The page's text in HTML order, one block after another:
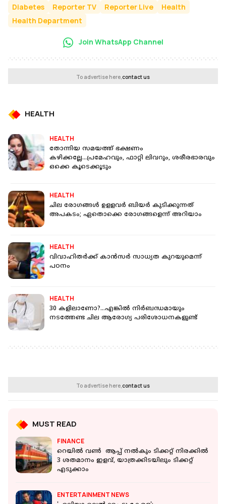
Diabetes Reporter TV Reporter Live
Health
Health Department
Join WhatsApp Channel
To advertise here,contact us
HEALTH
HEALTH
തോന്നിയ സമയത്ത് ഭക്ഷണം
കഴിക്കല്ലേ...പ്രമേഹവും, ഫാറ്റി ലിവറും, ശരീരഭാരവും
ഒക്കെ കൂടെക്കൂടും
HEALTH
ചില രോഗങ്ങള്‍ ഉളളവര്‍ ബിയര്‍ കുടിക്കുന്നത്
അപകടം; ഏതൊക്കെ രോഗങ്ങളെന്ന് അറിയാം
HEALTH
വിവാഹിതര്‍ക്ക് കാന്‍സര്‍ സാധ്യത കുറയുമെന്ന്
പഠനം
HEALTH
30 കളിലാണോ?...എങ്കില്‍ നിര്‍ബന്ധമായും
നടത്തേണ്ട ചില ആരോഗ്യ പരിശോധനകളുണ്ട്
To advertise here,contact us
MUST READ
FINANCE
റെയിൽ വൺ ആപ്പ് നല്‍കും ടിക്കറ്റ് നിരക്കിൽ
3 ശതമാനം ഇളവ്, യാത്രക്കിടയിലും ടിക്കറ്റ്
എടുക്കാം
ENTERTAINMENT NEWS